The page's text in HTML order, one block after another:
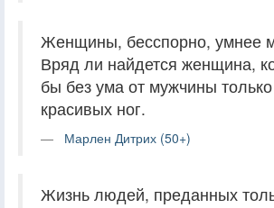
Женщины, бесспорно, умнее
Вряд ли найдется женщина,
бы без ума от мужчины только
красивых ног.
Марлен Дитрих (50+)
Жизнь людей, преданных